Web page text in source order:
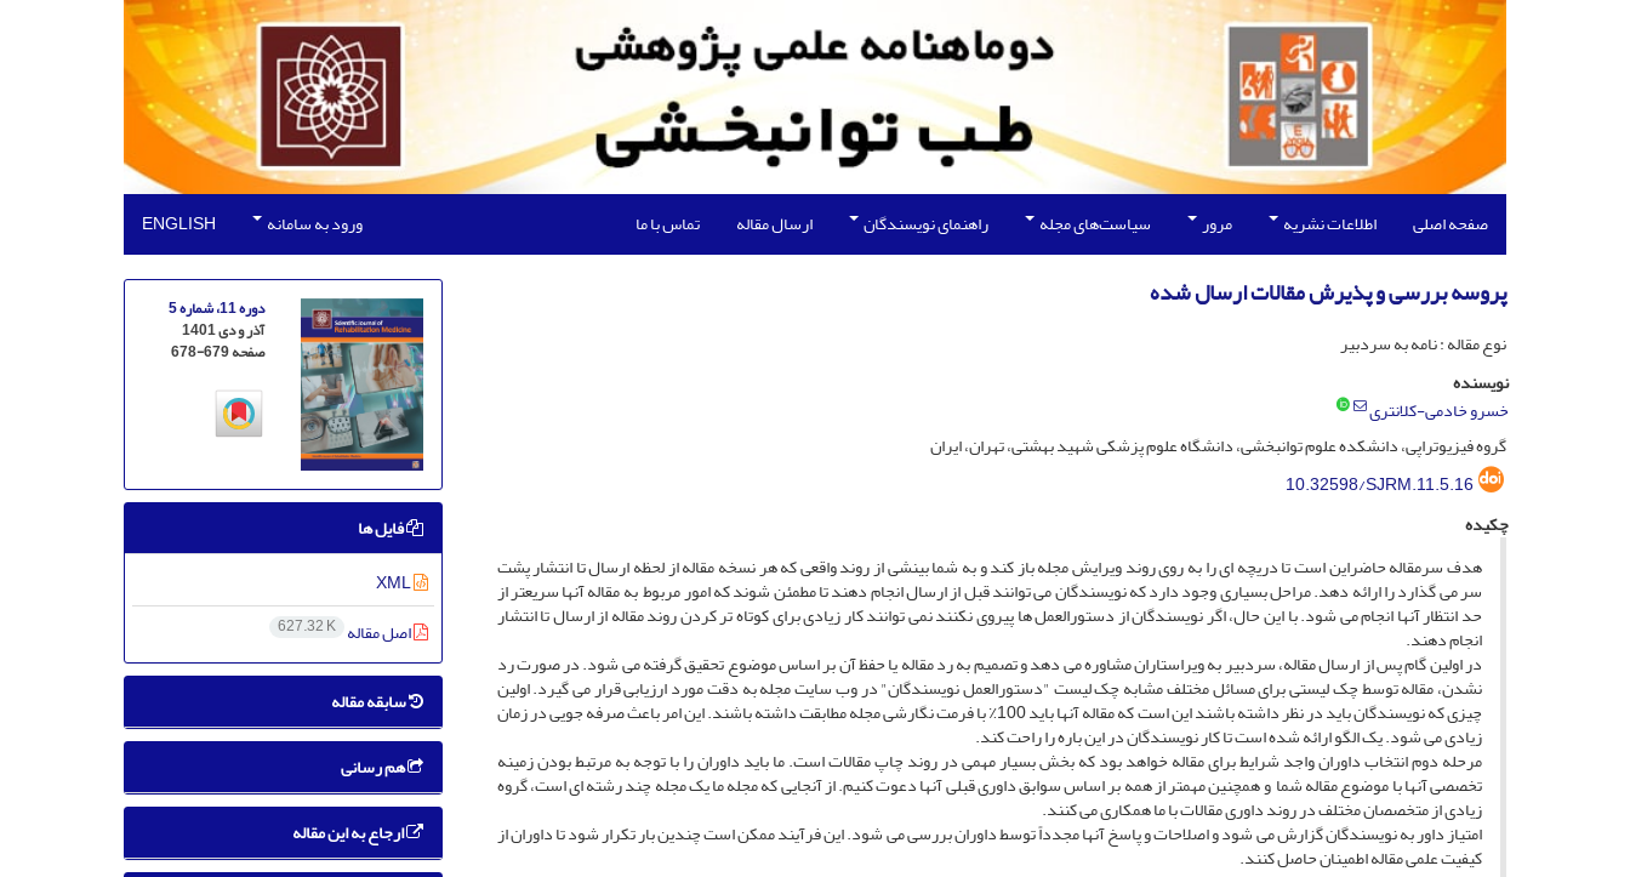
صفحه اصلی اطلاعات نشریه مرور سیاست‌های مجله راهنمای نویسندگان ارسال مقاله تماس با ما ورود به سامانه ENGLISH
پروسه بررسی و پذیرش مقالات ارسال شده
نوع مقاله : نامه به سردبیر
نویسنده
خسرو خادمی-کلانتری
گروه فیزیوتراپی، دانشکده علوم توانبخشی، دانشگاه علوم پزشکی شهید بهشتی، تهران، ایران
10.32598/SJRM.11.5.16
چکیده
هدف سرمقاله حاضراین است تا دریچه ای را به روی روند ویرایش مجله باز کند و به شما بینشی از روند واقعی که هر نسخه مقاله از لحظه ارسال تا انتشار پشت
سر می گذارد را ارائه دهد. مراحل بسیاری وجود دارد که نویسندگان می توانند قبل از ارسال انجام دهند تا مطمئن شوند که امور مربوط به مقاله آنها سریعتر از
حد انتظار آنها انجام می شود. با این حال، اگر نویسندگان از دستورالعمل ها پیروی نکنند نمی توانند کار زیادی برای کوتاه تر کردن روند مقاله از ارسال تا انتشار
انجام دهند.
در اولین گام پس از ارسال مقاله، سردبیر به ویراستاران مشاوره می دهد و تصمیم به رد مقاله یا حفظ آن بر اساس موضوع تحقیق گرفته می شود. در صورت رد
نشدن، مقاله توسط چک لیستی برای مسائل مختلف مشابه چک لیست "دستورالعمل نویسندگان" در وب سایت مجله به دقت مورد ارزیابی قرار می گیرد. اولین
چیزی که نویسندگان باید در نظر داشته باشند این است که مقاله آنها باید 100٪ با فرمت نگارشی مجله مطابقت داشته باشند. این امر باعث صرفه جویی در زمان
زیادی می شود. یک الگو ارائه شده است تا کار نویسندگان در این باره را راحت کند.
مرحله دوم انتخاب داوران واجد شرایط برای مقاله خواهد بود که بخش بسیار مهمی در روند چاپ مقالات است. ما باید داوران را با توجه به مرتبط بودن زمینه
تخصصی آنها با موضوع مقاله شما و همچنین مهمتر از همه بر اساس سوابق داوری قبلی آنها دعوت کنیم. از آنجایی که مجله ما یک مجله چند رشته ای است، گروه
زیادی از متخصصان مختلف در روند داوری مقالات با ما همکاری می کنند.
امتیاز داور به نویسندگان گزارش می شود و اصلاحات و پاسخ آنها مجدداً توسط داوران بررسی می شود. این فرآیند ممکن است چندین بار تکرار شود تا داوران از
کیفیت علمی مقاله اطمینان حاصل کنند.
دوره 11، شماره 5
آذر و دی 1401
صفحه678-679
فایل ها
XML
اصل مقاله 627.32 K
سابقه مقاله
هم رسانی
ارجاع به این مقاله